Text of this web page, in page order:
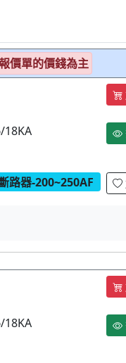
價單的價錢為主
18KA
路器-200~250AF
18KA